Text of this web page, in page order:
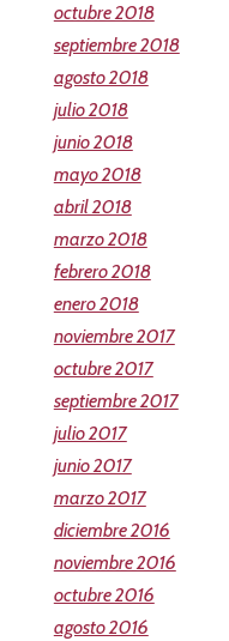
octubre 2018
septiembre 2018
agosto 2018
julio 2018
junio 2018
mayo 2018
abril 2018
marzo 2018
febrero 2018
enero 2018
noviembre 2017
octubre 2017
septiembre 2017
julio 2017
junio 2017
marzo 2017
diciembre 2016
noviembre 2016
octubre 2016
agosto 2016